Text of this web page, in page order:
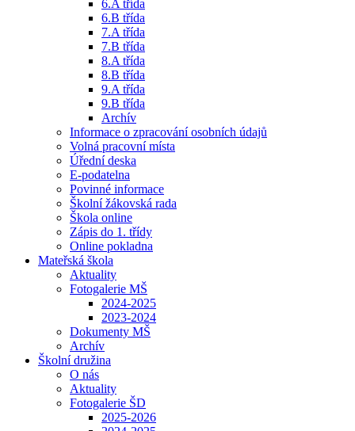
6.A třída
6.B třída
7.A třída
7.B třída
8.A třída
8.B třída
9.A třída
9.B třída
Archív
Informace o zpracování osobních údajů
Volná pracovní místa
Úřední deska
E-podatelna
Povinné informace
Školní žákovská rada
Škola online
Zápis do 1. třídy
Online pokladna
Mateřská škola
Aktuality
Fotogalerie MŠ
2024-2025
2023-2024
Dokumenty MŠ
Archív
Školní družina
O nás
Aktuality
Fotogalerie ŠD
2025-2026